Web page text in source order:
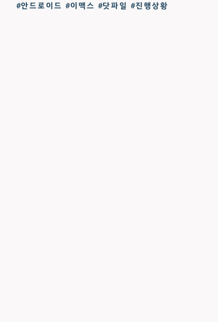
#안드로이드 #이맥스 #닷파일 #진행상황